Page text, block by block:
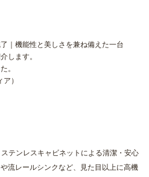
｜機能性と美しさを兼ね備えた一台
します。
。
）
テンレスキャビネットによる清潔・安心
流レールシンクなど、見た目以上に高機